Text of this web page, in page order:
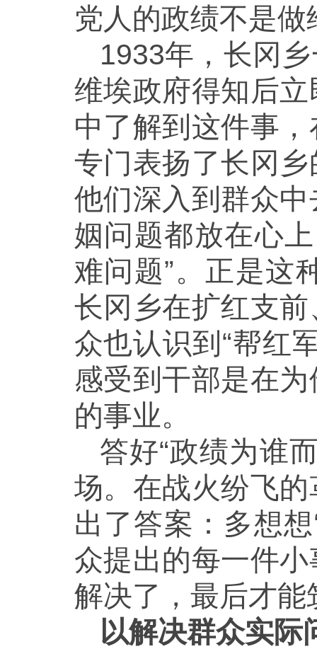
党人的政绩不是
1933年，长冈
维埃政府得知后
中了解到这件事
专门表扬了长冈
他们深入到群众
姻问题都放在心
难问题”。正是这
长冈乡在扩红支
众也认识到“帮红
感受到干部是在
的事业。
答好“政绩为谁
场。在战火纷飞
出了答案：多想
众提出的每一件
解决了，最后才
以解决群众实际